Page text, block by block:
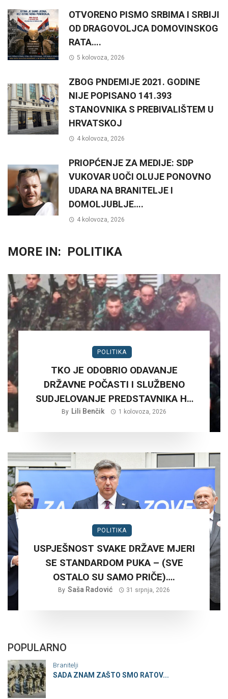
OTVORENO PISMO SRBIMA I SRBIJI
OD DRAGOVOLJCA DOMOVINSKOG
RATA….
5 kolovoza, 2026
ZBOG PNDEMIJE 2021. GODINE
NIJE POPISANO 141.393
STANOVNIKA S PREBIVALIŠTEM U
HRVATSKOJ
4 kolovoza, 2026
PRIOPĆENJE ZA MEDIJE: SDP
VUKOVAR UOČI OLUJE PONOVNO
UDARA NA BRANITELJE I
DOMOLJUBLJE….
4 kolovoza, 2026
MORE IN: POLITIKA
POLITIKA
TKO JE ODOBRIO ODAVANJE
DRŽAVNE POČASTI I SLUŽBENO
SUDJELOVANJE PREDSTAVNIKA HV
NA RUŠNJAKU KOD BADERNE 27,
By Lili Benčik 1 kolovoza, 2026
POLITIKA
USPJEŠNOST SVAKE DRŽAVE MJERI
SE STANDARDOM PUKA – (SVE
OSTALO SU SAMO PRIČE)….
By Saša Radović 31 srpnja, 2026
POPULARNO
Branitelji
SADA ZNAM ZAŠTO SMO RATOV...